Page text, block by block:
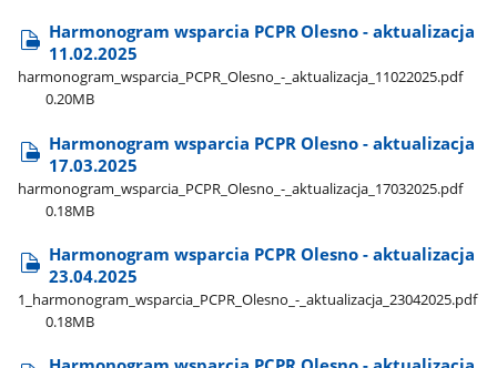
Harmonogram wsparcia PCPR Olesno - aktualizacja
11.02.2025
harmonogram​_wsparcia​_PCPR​_Olesno​_-​_aktualizacja​_11022025.pdf
0.20MB
Harmonogram wsparcia PCPR Olesno - aktualizacja
17.03.2025
harmonogram​_wsparcia​_PCPR​_Olesno​_-​_aktualizacja​_17032025.pdf
0.18MB
Harmonogram wsparcia PCPR Olesno - aktualizacja
23.04.2025
1​_harmonogram​_wsparcia​_PCPR​_Olesno​_-​_aktualizacja​_23042025.pdf
0.18MB